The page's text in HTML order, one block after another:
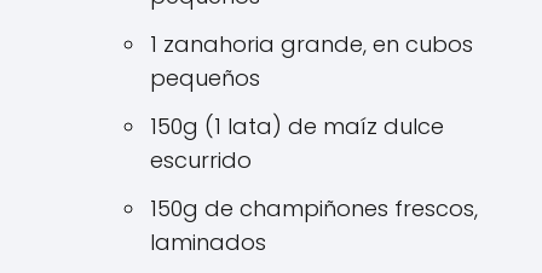
1 zanahoria grande, en cubos
pequeños
150g (1 lata) de maíz dulce
escurrido
150g de champiñones frescos,
laminados